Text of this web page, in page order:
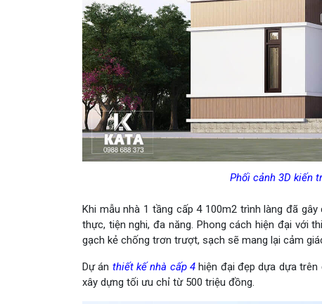
Phối cảnh 3D kiến
Khi mẫu nhà 1 tầng cấp 4 100m2 trình làng đã
thực, tiện nghi, đa năng. Phong cách hiện đại với
gạch kẻ chống trơn trượt, sạch sẽ mang lại cảm
Dự án thiết kế nhà cấp 4 hiện đại đẹp dựa dựa trên
xây dựng tối ưu chỉ từ 500 triệu đồng.